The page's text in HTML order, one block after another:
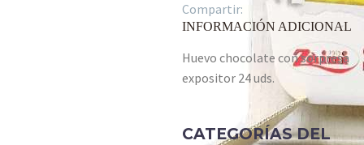
Compartir:
INFORMACIÓN ADICIONAL
Huevo chocolate con sorpresa
expositor 24 uds.
CATEGORÍAS DEL